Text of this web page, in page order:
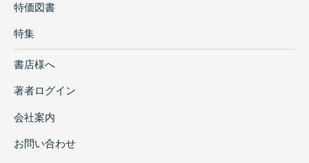
特価図書
特集
書店様へ
著者ログイン
会社案内
お問い合わせ